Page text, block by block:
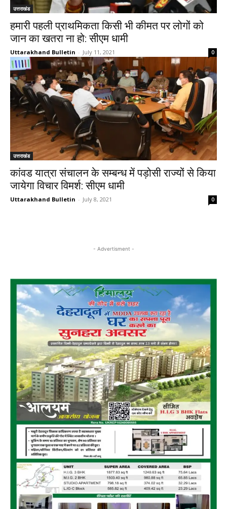
उत्तराखंड
हमारी पहली प्राथमिकता किसी भी कीमत पर लोगों को
जान का खतरा ना हो: सीएम धामी
Uttarakhand Bulletin - July 11, 2021 0
उत्तराखंड
कांवड यात्रा संचालन के सम्बन्ध में पड़ोसी राज्यों से किया
जायेगा विचार विमर्श: सीएम धामी
Uttarakhand Bulletin - July 8, 2021 0
- Advertisment -